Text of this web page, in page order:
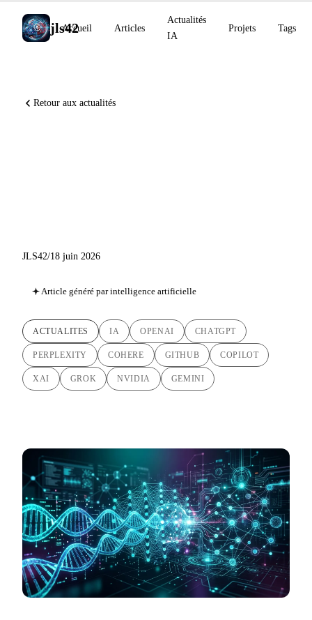
jls42
Accueil Articles
Actualités
IA
Projets Tags
Retour aux actualités
JLS42/18 juin 2026
Article généré par intelligence artificielle
ACTUALITES IA OPENAI CHATGPT
PERPLEXITY COHERE GITHUB COPILOT
XAI GROK NVIDIA GEMINI